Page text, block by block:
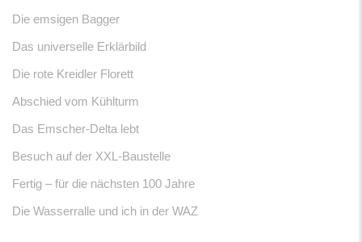
Die emsigen Bagger
Das universelle Erklärbild
Die rote Kreidler Florett
Abschied vom Kühlturm
Das Emscher-Delta lebt
Besuch auf der XXL-Baustelle
Fertig – für die nächsten 100 Jahre
Die Wasserralle und ich in der WAZ